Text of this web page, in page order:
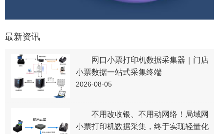
最新资讯
网口小票打印机数据采集器｜门店
小票数据一站式采集终端
2026-08-05
不用改收银、不用动网络！局域网
小票打印机数据采集，终于实现轻量化